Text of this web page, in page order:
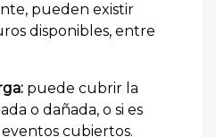
pueden existir
disponibles, entre
puede cubrir la
o dañada, o si es
cubiertos.